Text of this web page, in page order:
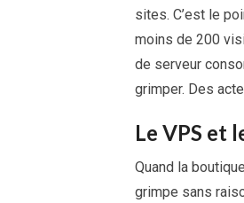
sites. C’est le
moins de 200
de serveur
grimper. Des
Le VPS et
Quand la
grimpe sans